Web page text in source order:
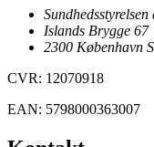
Islands Brygge 67
2300 København S
CVR: 12070918
EAN: 5798000363007